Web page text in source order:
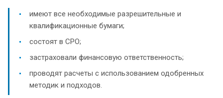
имеют все необходимые разрешительные и
квалификационные бумаги;
состоят в СРО;
застраховали финансовую ответственность;
проводят расчеты с использованием одобренных
методик и подходов.